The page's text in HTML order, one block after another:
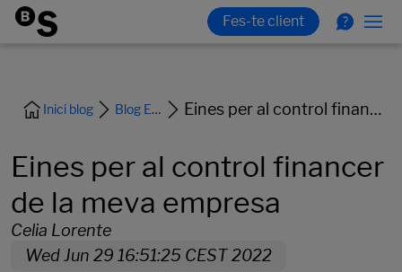
Inici blog Blog Empreses Eines per al control financer de la meva empresa
Eines per al control financer
de la meva empresa
Celia Lorente
Wed Jun 29 16:51:25 CEST 2022